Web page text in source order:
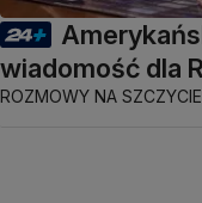
wiadomość dla
ROZMOWY NA SZCZYCIE